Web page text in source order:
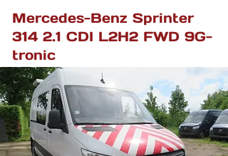
Mercedes-Benz Sprinter
314 2.1 CDI L2H2 FWD 9G-
tronic